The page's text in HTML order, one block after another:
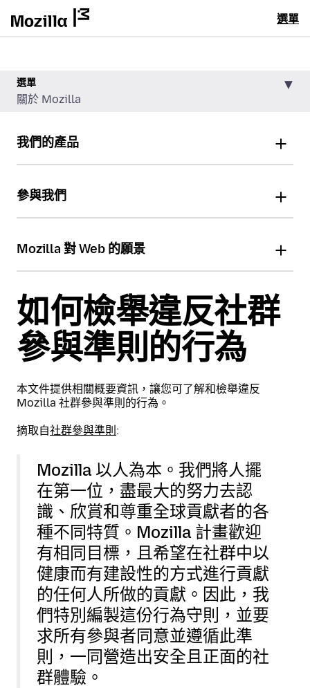
選單
選單
關於 Mozilla
我們的產品
參與我們
Mozilla 對 Web 的願景
如何檢舉違反社群
參與準則的行為
本文件提供相關概要資訊，讓您可了解和檢舉違反
Mozilla 社群參與準則的行為。
摘取自社群參與準則 :
Mozilla 以人為本。我們將人擺
在第一位，盡最大的努力去認
識、欣賞和尊重全球貢獻者的各
種不同特質。Mozilla 計畫歡迎
有相同目標，且希望在社群中以
健康而有建設性的方式進行貢獻
的任何人所做的貢獻。因此，我
們特別編製這份行為守則，並要
求所有參與者同意並遵循此準
則，一同營造出安全且正面的社
群體驗。